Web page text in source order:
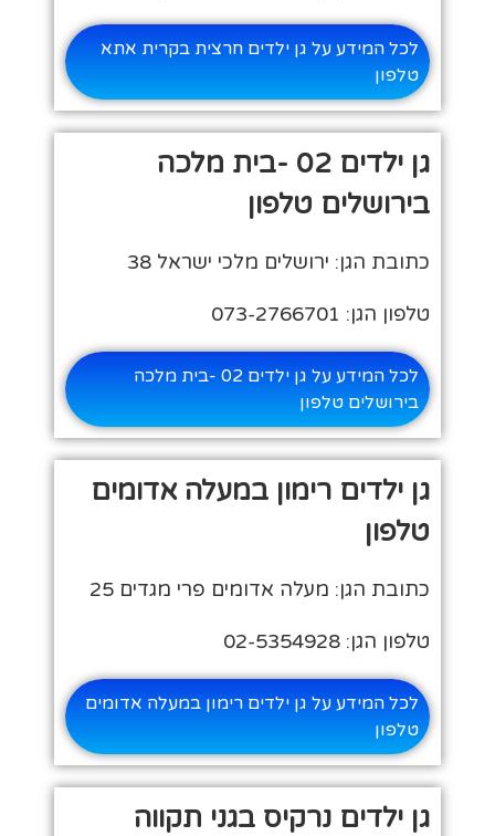
לכל המידע על גן ילדים חרצית בקרית אתא
טלפון
גן ילדים 02 -בית מלכה
בירושלים טלפון
כתובת הגן: ירושלים מלכי ישראל 38
טלפון הגן: 073-2766701
לכל המידע על גן ילדים 02 -בית מלכה
בירושלים טלפון
גן ילדים רימון במעלה אדומים
טלפון
כתובת הגן: מעלה אדומים פרי מגדים 25
טלפון הגן: 02-5354928
לכל המידע על גן ילדים רימון במעלה אדומים
טלפון
גן ילדים נרקיס בגני תקווה